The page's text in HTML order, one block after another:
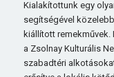
Kialakítottunk egy
segítségével
kiállított remekművek.
a Zsolnay Kulturális
szabadtéri